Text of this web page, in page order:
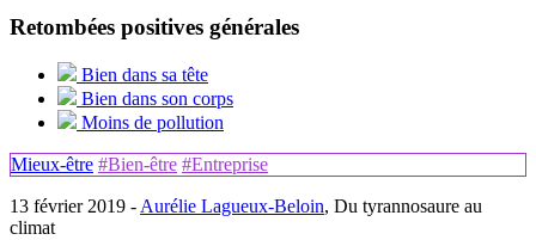
Retombées positives générales
Bien dans sa tête
Bien dans son corps
Moins de pollution
Mieux-être #Bien-être #Entreprise
13 février 2019 -Aurélie Lagueux-Beloin, Du tyrannosaure au
climat